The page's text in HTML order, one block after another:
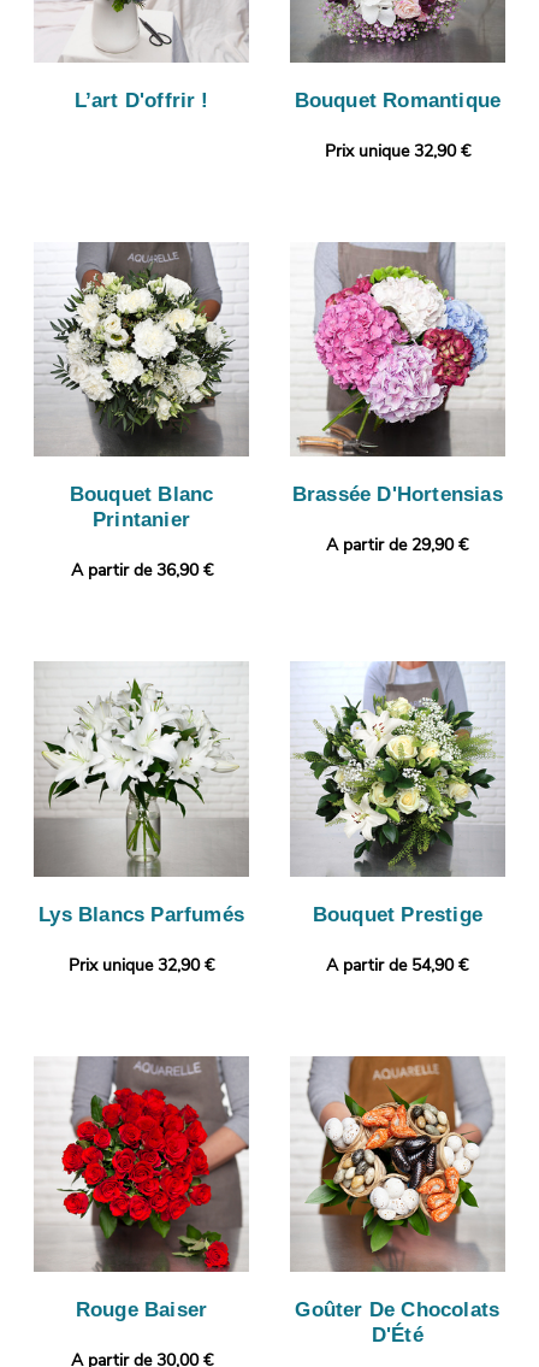
L’art D'offrir ! Bouquet Romantique
Prix unique 32,90 €
Bouquet Blanc
Printanier
A partir de 36,90 €
Brassée D'Hortensias
A partir de 29,90 €
Lys Blancs Parfumés
Prix unique 32,90 €
Bouquet Prestige
A partir de 54,90 €
Rouge Baiser
A partir de 30,00 €
Goûter De Chocolats
D'Été